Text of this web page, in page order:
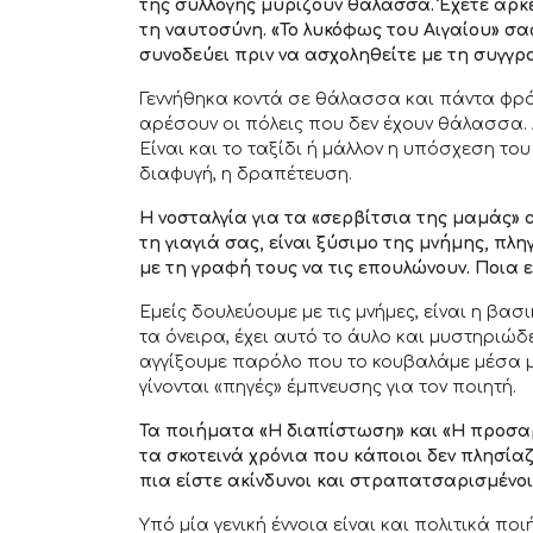
της συλλογής μυρίζουν θάλασσα. Έχετε
τη ναυτοσύνη. «Το λυκόφως του Αιγαίου»
συνοδεύει πριν να ασχοληθείτε με τη
Γεννήθηκα κοντά σε θάλασσα και πάντα
αρέσουν οι πόλεις που δεν έχουν
Είναι και το ταξίδι ή μάλλον η υπόσχεση
διαφυγή, η δραπέτευση.
Η νοσταλγία για τα «σερβίτσια της
τη γιαγιά σας, είναι ξύσιμο της μνήμης,
με τη γραφή τους να τις επουλώνουν. Ποια
Εμείς δουλεύουμε με τις μνήμες, είναι η
τα όνειρα, έχει αυτό το άυλο και
αγγίξουμε παρόλο που το κουβαλάμε μέσα
γίνονται «πηγές» έμπνευσης για τον ποιητή.
Τα ποιήματα «Η διαπίστωση» και «Η
τα σκοτεινά χρόνια που κάποιοι δεν
πια είστε ακίνδυνοι και
Υπό μία γενική έννοια είναι και πολιτικά